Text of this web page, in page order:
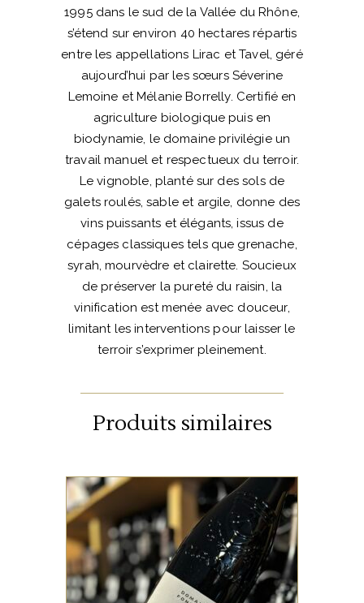
1995 dans le sud de la Vallée du Rhône,
s’étend sur environ 40 hectares répartis
entre les appellations Lirac et Tavel, géré
aujourd’hui par les sœurs Séverine
Lemoine et Mélanie Borrelly. Certifié en
agriculture biologique puis en
biodynamie, le domaine privilégie un
travail manuel et respectueux du terroir.
Le vignoble, planté sur des sols de
galets roulés, sable et argile, donne des
vins puissants et élégants, issus de
cépages classiques tels que grenache,
syrah, mourvèdre et clairette. Soucieux
de préserver la pureté du raisin, la
vinification est menée avec douceur,
limitant les interventions pour laisser le
terroir s’exprimer pleinement.
Produits similaires
VALLÉE DU RHÔNE
Un vin fruité, riche et
concentré, issu de